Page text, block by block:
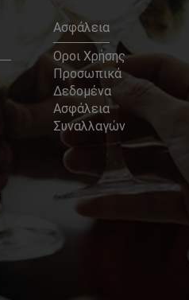
Ασφάλεια
Οροι Χρήσης
Προσωπικά
Δεδομένα
Ασφάλεια
Συναλλαγών